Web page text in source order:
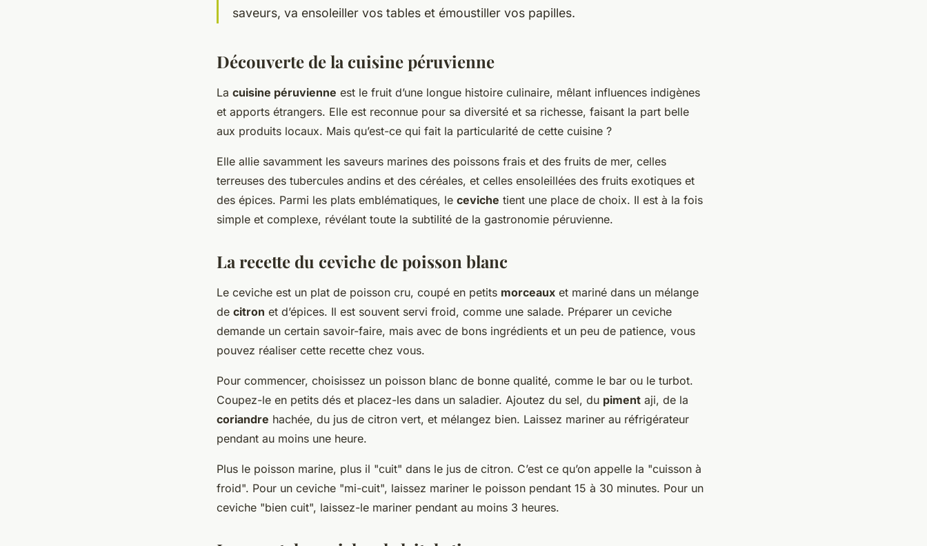
saveurs, va ensoleiller vos tables et émoustiller vos papilles.
Découverte de la cuisine péruvienne
La cuisine péruvienne est le fruit d’une longue histoire culinaire, mêlant influences indigènes
et apports étrangers. Elle est reconnue pour sa diversité et sa richesse, faisant la part belle
aux produits locaux. Mais qu’est-ce qui fait la particularité de cette cuisine ?
Elle allie savamment les saveurs marines des poissons frais et des fruits de mer, celles
terreuses des tubercules andins et des céréales, et celles ensoleillées des fruits exotiques et
des épices. Parmi les plats emblématiques, le ceviche tient une place de choix. Il est à la fois
simple et complexe, révélant toute la subtilité de la gastronomie péruvienne.
La recette du ceviche de poisson blanc
Le ceviche est un plat de poisson cru, coupé en petits morceaux et mariné dans un mélange
de citron et d’épices. Il est souvent servi froid, comme une salade. Préparer un ceviche
demande un certain savoir-faire, mais avec de bons ingrédients et un peu de patience, vous
pouvez réaliser cette recette chez vous.
Pour commencer, choisissez un poisson blanc de bonne qualité, comme le bar ou le turbot.
Coupez-le en petits dés et placez-les dans un saladier. Ajoutez du sel, du piment aji, de la
coriandre hachée, du jus de citron vert, et mélangez bien. Laissez mariner au réfrigérateur
pendant au moins une heure.
Plus le poisson marine, plus il "cuit" dans le jus de citron. C’est ce qu’on appelle la "cuisson à
froid". Pour un ceviche "mi-cuit", laissez mariner le poisson pendant 15 à 30 minutes. Pour un
ceviche "bien cuit", laissez-le mariner pendant au moins 3 heures.